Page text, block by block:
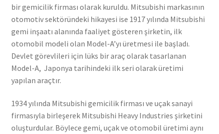
bir gemicilik firması olarak kuruldu. Mitsubishi markasının
otomotiv sektöründeki hikayesi ise 1917 yılında Mitsubishi
gemi inşaatı alanında faaliyet gösteren şirketin, ilk
otomobil modeli olan Model-A’yı üretmesi ile başladı.
Devlet görevlileri için lüks bir araç olarak tasarlanan
Model-A, Japonya tarihindeki ilk seri olarak üretimi
yapılan araçtır.
1934 yılında Mitsubishi gemicilik firması ve uçak sanayi
firmasıyla birleşerek Mitsubishi Heavy Industries şirketini
oluşturdular. Böylece gemi, uçak ve otomobil üretimi aynı